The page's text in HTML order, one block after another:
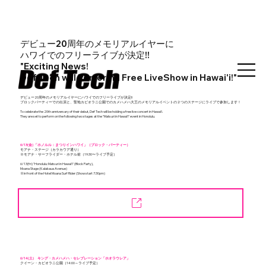
6/13(金) 「ホノルル：まつりインハワイ」（ブロック・パーティー）
モアナ・ステージ（カラカウア通り）
※モアナ・サーフライダー・ホテル前（19:30〜ライブ予定）
6/13(fri) "Honolulu: Matsuri in Hawai'i" (Block Party),
Moana Stage (Kalakaua Avenue)
※in front of the Hotel Moana Surf Rider (Show start 7:30pm)
デビュー20周年のメモリアルイヤーに
ハワイでのフリーライブが決定!!
"Exciting News!
Def Tech will Performa Free LiveShow in Hawai'i!"
6/14(土) キング・カメハメハ・セレブレーション「ホオラウレア」
クイーン・カピオラニ公園（14:00～ライブ予定）
デビュー20周年のメモリアルイヤーにハワイでのフリーライブが決定!!
ブロックパーティーでの出演と、聖地カピオラニ公園でのカメハメハ大王のメモリアルイベントの２つのステージにライブで参加します！
To celebrate the 20th anniversary of their debut, Def Tech will be holding a free live concert in Hawai'i.
They are set to perform on the following two stages at the "Matsuri in Hawai'i" event in Honolulu.